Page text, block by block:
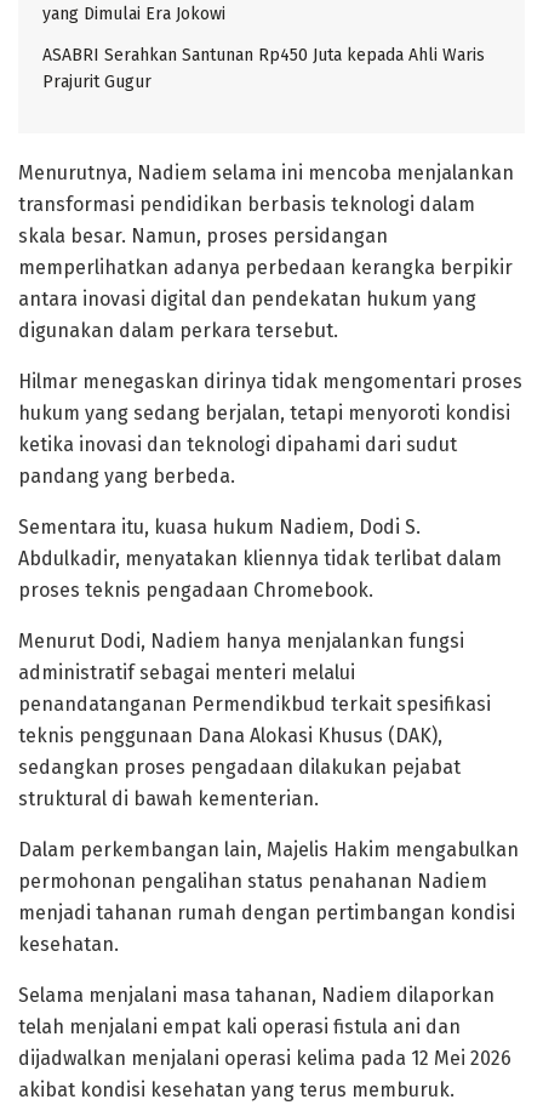
yang Dimulai Era Jokowi
ASABRI Serahkan Santunan Rp450 Juta kepada Ahli Waris
Prajurit Gugur
Menurutnya, Nadiem selama ini mencoba menjalankan
transformasi pendidikan berbasis teknologi dalam
skala besar. Namun, proses persidangan
memperlihatkan adanya perbedaan kerangka berpikir
antara inovasi digital dan pendekatan hukum yang
digunakan dalam perkara tersebut.
Hilmar menegaskan dirinya tidak mengomentari proses
hukum yang sedang berjalan, tetapi menyoroti kondisi
ketika inovasi dan teknologi dipahami dari sudut
pandang yang berbeda.
Sementara itu, kuasa hukum Nadiem, Dodi S.
Abdulkadir, menyatakan kliennya tidak terlibat dalam
proses teknis pengadaan Chromebook.
Menurut Dodi, Nadiem hanya menjalankan fungsi
administratif sebagai menteri melalui
penandatanganan Permendikbud terkait spesifikasi
teknis penggunaan Dana Alokasi Khusus (DAK),
sedangkan proses pengadaan dilakukan pejabat
struktural di bawah kementerian.
Dalam perkembangan lain, Majelis Hakim mengabulkan
permohonan pengalihan status penahanan Nadiem
menjadi tahanan rumah dengan pertimbangan kondisi
kesehatan.
Selama menjalani masa tahanan, Nadiem dilaporkan
telah menjalani empat kali operasi fistula ani dan
dijadwalkan menjalani operasi kelima pada 12 Mei 2026
akibat kondisi kesehatan yang terus memburuk.